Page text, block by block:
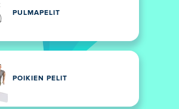
PULMAPELIT
POIKIEN PELIT